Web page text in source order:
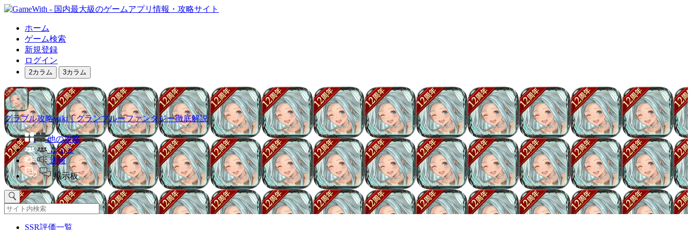
ホーム
ゲーム検索
新規登録
ログイン
2カラム 3カラム
グラブル攻略wiki｜グランブルーファンタジー徹底解説
他の攻略
コミュ
速報
掲示板
SSR評価一覧